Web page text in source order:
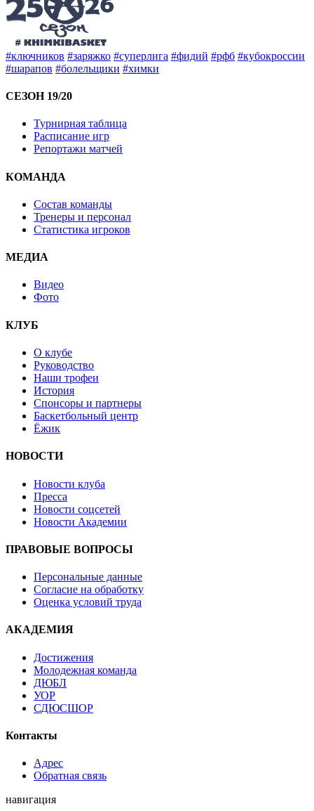
#ключников #заряжко #суперлига #фидий #рфб #кубокроссии
#шарапов #болельщики #химки
СЕЗОН 19/20
Турнирная таблица
Расписание игр
Репортажи матчей
КОМАНДА
Состав команды
Тренеры и персонал
Статистика игроков
МЕДИА
Видео
Фото
КЛУБ
О клубе
Руководство
Наши трофеи
История
Спонсоры и партнеры
Баскетбольный центр
Ёжик
НОВОСТИ
Новости клуба
Пресса
Новости соцсетей
Новости Академии
ПРАВОВЫЕ ВОПРОСЫ
Персональные данные
Согласие на обработку
Оценка условий труда
АКАДЕМИЯ
Достижения
Молодежная команда
ДЮБЛ
УОР
СДЮСШОР
Контакты
Адрес
Обратная связь
навигация